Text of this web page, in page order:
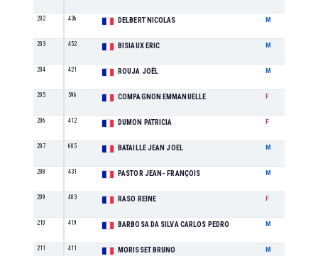
202 436 DELBERT NICOLAS M
203 452 BISIAUX ERIC M
204 421 ROUJA JOËL M
205 596 COMPAGNON EMMANUELLE F
206 412 DUMON PATRICIA F
207 605 BATAILLE JEAN JOEL M
208 431 PASTOR JEAN- FRANÇOIS M
209 403 RASO REINE F
210 419 BARBOSA DA SILVA CARLOS PEDRO M
211 411 MORISSET BRUNO M